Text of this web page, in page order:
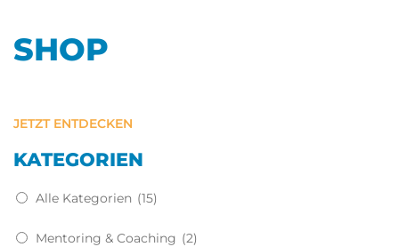
SHOP
JETZT ENTDECKEN
KATEGORIEN
Alle Kategorien (15)
Mentoring & Coaching (2)